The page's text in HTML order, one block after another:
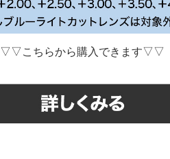
▽▽こちらから購入できます▽▽